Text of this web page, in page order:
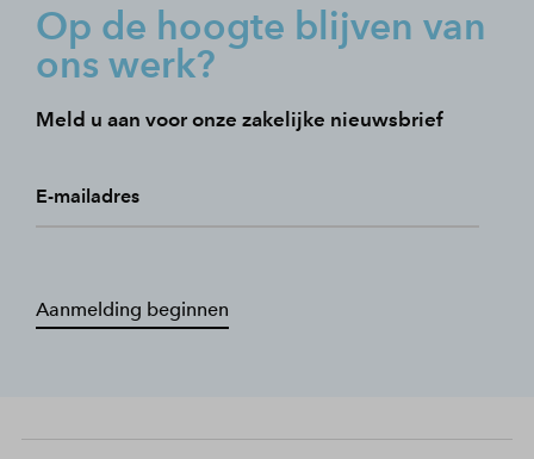
Op de hoogte blijven van
ons werk?
Meld u aan voor onze zakelijke nieuwsbrief
E-mailadres
Aanmelding beginnen